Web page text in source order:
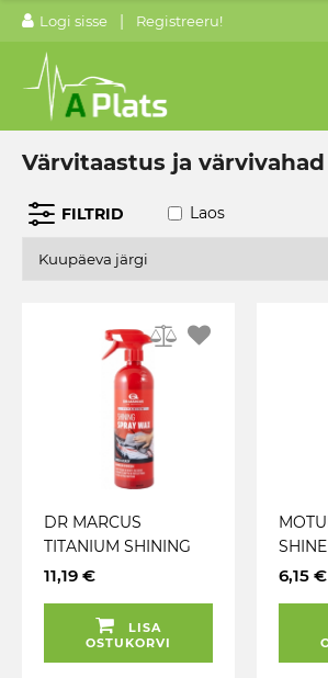
Logi sisse | Registreeru!
Värvitaastus ja värvivahad
FILTRID Laos
DR MARCUS
TITANIUM SHINING
SPRAY WAX
11,19 €
LISA
OSTUKORVI
6,15 €